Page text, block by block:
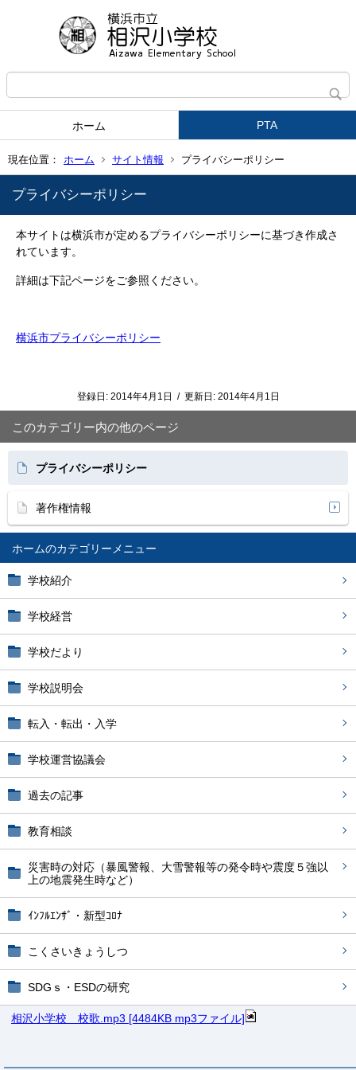
ホーム PTA
現在位置： ホーム サイト情報 プライバシーポリシー
ホーム
学校紹介
学校経営
学校だより
学校説明会
転入・転出・入学
学校運営協議会
過去の記事
教育相談
災害時の対応（暴風警報、大雪警報等の発令時や震度５強以
上の地震発生時など）
ｲﾝﾌﾙｴﾝｻﾞ・新型ｺﾛﾅ
こくさいきょうしつ
SDGｓ・ESDの研究
相沢小学校 校歌.mp3 [4484KB mp3ファイル]
プライバシーポリシー
本サイトは横浜市が定めるプライバシーポリシーに基づき作成さ
れています。
詳細は下記ページをご参照ください。
横浜市プライバシーポリシー
登録日: 2014年4月1日 / 更新日: 2014年4月1日
このカテゴリー内の他のページ
プライバシーポリシー
著作権情報